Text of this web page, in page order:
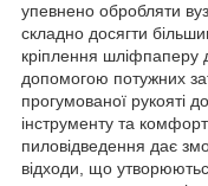
упевнено обробляти
складно досягти
кріплення шліфпаперу
допомогою потужних
прогумованої рукояті
інструменту та
пиловідведення дає
відходи, що